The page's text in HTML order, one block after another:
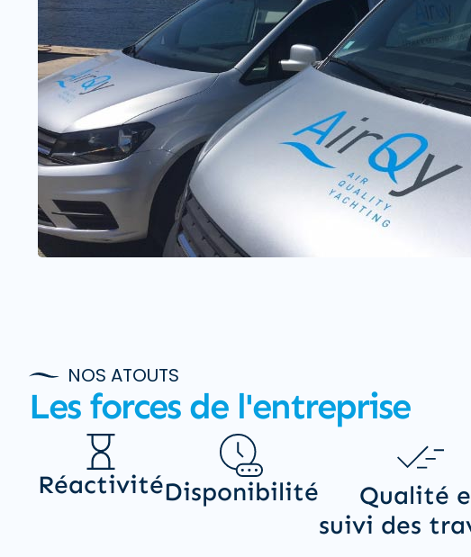
NOS ATOUTS
Les forces de l'entreprise
RéactivitéDisponibilité
Qualité
suivi des